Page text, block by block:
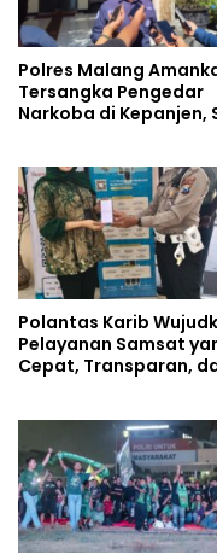
Polres Malang
Tersangka Pengedar
Narkoba di Kepanjen,
Polantas Karib
Pelayanan Samsat
Cepat, Transparan,